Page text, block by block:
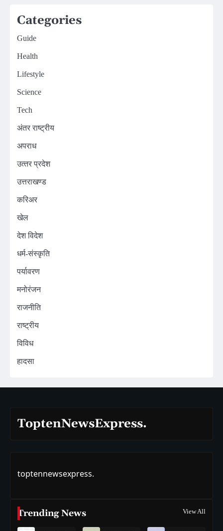
Categories
Guide
Health
Lifestyle
Science
Tech
अंतर राष्ट्रीय
अपराध
उत्‍तर प्रदेश
उत्तराखण्ड
करिअर
खेल
देश विदेश
धर्म-संस्कृति
पर्यावरण
मनोरंजन
राजनीति
राष्ट्रीय
विविध
हादसा
ToptenNewsExpress.
toptennewsexpress.
Trending News View All